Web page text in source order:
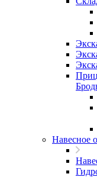
Навесное